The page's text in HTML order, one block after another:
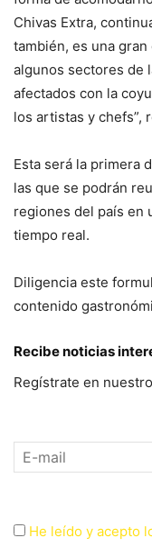
Chivas Extra,
también, es una
algunos sectores de
afectados con la
los artistas y chefs”,
Esta será la primera
las que se podrán
regiones del país en
tiempo real.
Diligencia este
contenido
Recibe noticias
Regístrate en
He leído y acepto